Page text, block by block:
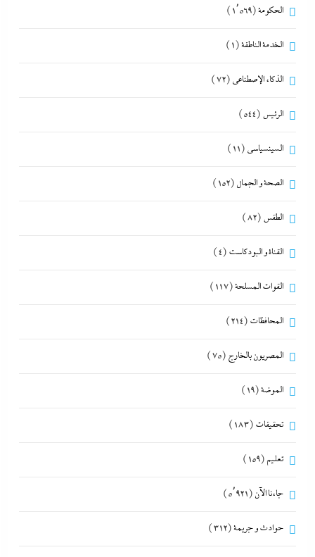
الحكومة(1٬569)
الخدمة الناطقة(1)
الذكاء الإصطناعي (72)
الرئيس (544)
السينسياسي (11)
الصحة و الجمال (152)
الطقس (82)
القناة و البودكاست (4)
القوات المسلحة(117)
المحافظات (214)
المصريون بالخارج (75)
الموضة(19)
تحقيقات (183)
تعليم (159)
جاءنا الآن (5٬921)
حوادث و جريمة(312)